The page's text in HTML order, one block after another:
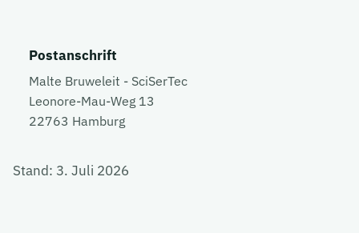
Postanschrift
Malte Bruweleit - SciSerTec
Leonore-Mau-Weg 13
22763 Hamburg
Stand: 3. Juli 2026